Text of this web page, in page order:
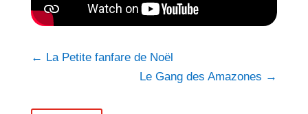
← La Petite fanfare de Noël
Le Gang des Amazones →